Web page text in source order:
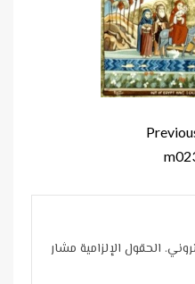
الحقول الإلزامية مشار